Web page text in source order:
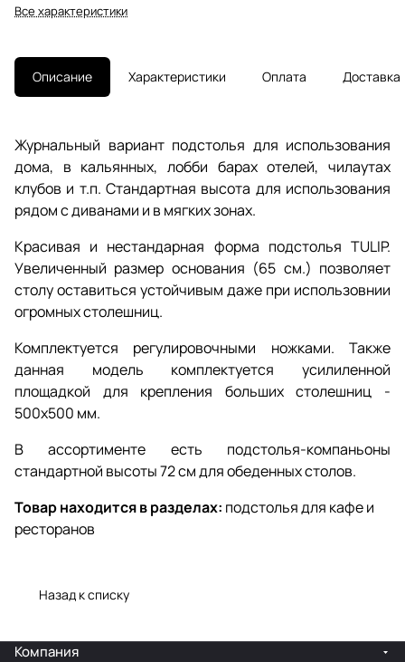
Все характеристики
Описание Характеристики Оплата Доставка
Журнальный вариант подстолья для использования
дома, в кальянных, лобби барах отелей, чилаутах
клубов и т.п. Стандартная высота для использования
рядом с диванами и в мягких зонах.
Красивая и нестандарная форма подстолья TULIP.
Увеличенный размер основания (65 см.) позволяет
столу оставиться устойчивым даже при использовнии
огромных столешниц.
Комплектуется регулировочными ножками. Также
данная модель комплектуется усилиленной
площадкой для крепления больших столешниц -
500х500 мм.
В ассортименте есть подстолья-компаньоны
стандартной высоты 72 см для обеденных столов.
Товар находится в разделах: подстолья для кафе и
ресторанов
Назад к списку
Компания